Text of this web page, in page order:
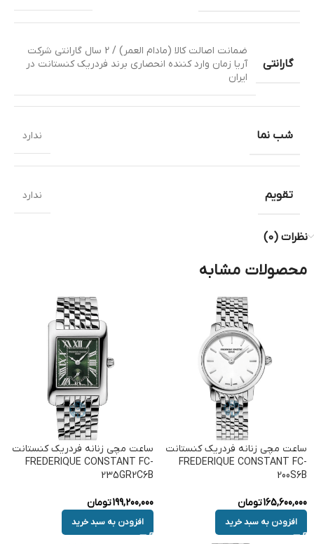
گارانتی
ضمانت اصالت کالا (مادام العمر) / 2 سال گارانتی شرکت
آریا زمان وارد کننده انحصاری برند فردریک کنستانت در
ایران
شب نما ندارد
تقویم ندارد
نظرات (0)
محصولات مشابه
ساعت مچی زنانه فردریک کنستانت
FREDERIQUE CONSTANT FC-
200S6B
165,600,000تومان
افزودن به سبد خرید
ساعت مچی زنانه فردریک کنستانت
FREDERIQUE CONSTANT FC-
235GR2C6B
199,200,000تومان
افزودن به سبد خرید